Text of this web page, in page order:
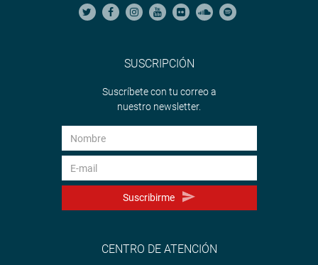
SUSCRIPCIÓN
Suscríbete con tu correo a
nuestro newsletter.
Suscribirme
CENTRO DE ATENCIÓN